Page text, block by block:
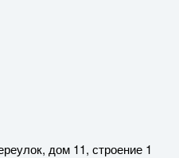
дом 11, строение 1